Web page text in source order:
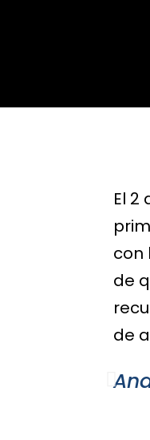
El 2
con
de
de